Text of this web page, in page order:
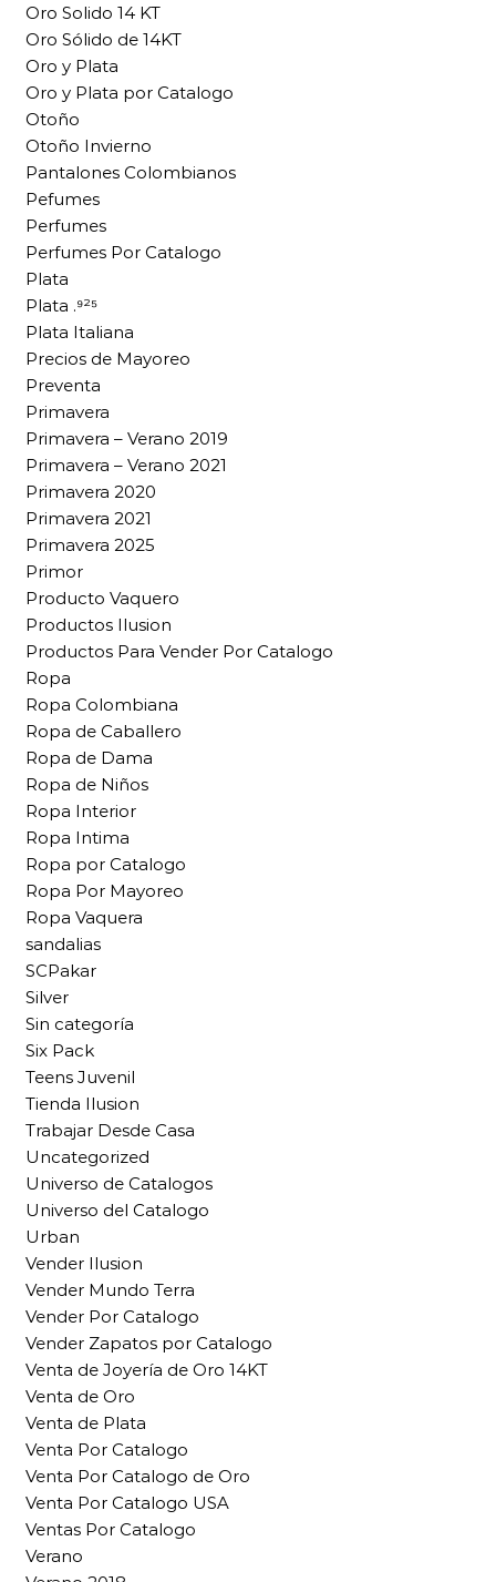
Oro Solido 14 KT
Oro Sólido de 14KT
Oro y Plata
Oro y Plata por Catalogo
Otoño
Otoño Invierno
Pantalones Colombianos
Pefumes
Perfumes
Perfumes Por Catalogo
Plata
Plata .⁹²⁵
Plata Italiana
Precios de Mayoreo
Preventa
Primavera
Primavera – Verano 2019
Primavera – Verano 2021
Primavera 2020
Primavera 2021
Primavera 2025
Primor
Producto Vaquero
Productos Ilusion
Productos Para Vender Por Catalogo
Ropa
Ropa Colombiana
Ropa de Caballero
Ropa de Dama
Ropa de Niños
Ropa Interior
Ropa Intima
Ropa por Catalogo
Ropa Por Mayoreo
Ropa Vaquera
sandalias
SCPakar
Silver
Sin categoría
Six Pack
Teens Juvenil
Tienda Ilusion
Trabajar Desde Casa
Uncategorized
Universo de Catalogos
Universo del Catalogo
Urban
Vender Ilusion
Vender Mundo Terra
Vender Por Catalogo
Vender Zapatos por Catalogo
Venta de Joyería de Oro 14KT
Venta de Oro
Venta de Plata
Venta Por Catalogo
Venta Por Catalogo de Oro
Venta Por Catalogo USA
Ventas Por Catalogo
Verano